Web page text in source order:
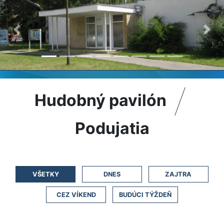
Previous
Mestské kultúrne stredisko mesta
Piešťany A. Dubčeka 27, 921 01
Hudobný pavilón
Podujatia
VŠETKY DNES ZAJTRA
CEZ VÍKEND BUDÚCI TÝŽDEŇ